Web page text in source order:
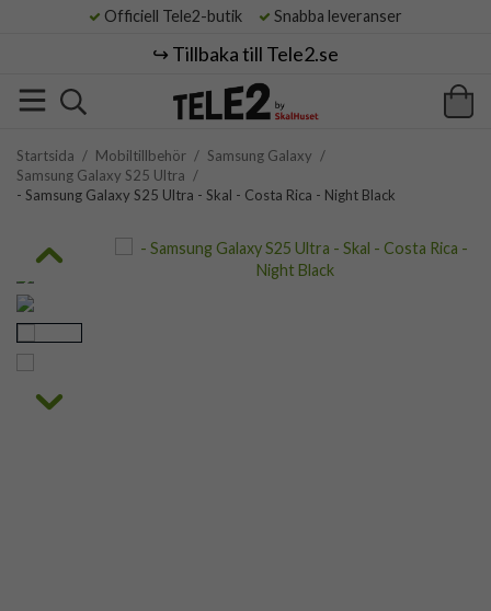
Officiell Tele2-butik Snabba leveranser
↪️ Tillbaka till Tele2.se
Startsida / Mobiltillbehör / Samsung Galaxy /
Samsung Galaxy S25 Ultra /
- Samsung Galaxy S25 Ultra - Skal - Costa Rica - Night Black